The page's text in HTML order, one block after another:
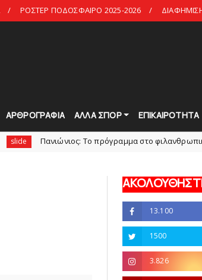
ΡΟΣΤΕΡ ΠΟΔΟΣΦΑΙΡΟ 2025-2026
ΑΡΘΡΟΓΡΑΦΙΑ ΑΛΛΑ ΣΠΟΡ ΕΠΙΚΑΙΡΟΤΗΤΑ
Tο πρόγραμμα στο φιλανθρωπικό τουρνουά
13.100
1500
3.826